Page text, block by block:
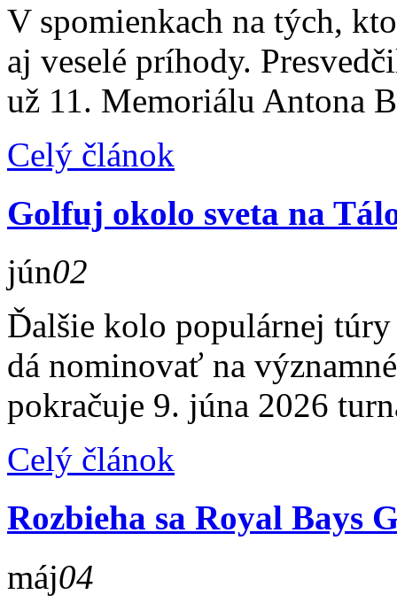
V spomienkach na tých,
aj veselé príhody.
už 11. Memoriálu Antona
Celý článok
Golfuj okolo sveta na
jún02
Ďalšie kolo populárnej
dá nominovať na
pokračuje 9. júna 2026
Celý článok
Rozbieha sa Royal Bays
máj04